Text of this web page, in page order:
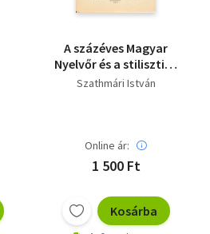
A százéves Magyar
Nyelvőr és a stilisztika
(A Magyar
Szathmári István
Online ár:
1 500 Ft
Kosárba